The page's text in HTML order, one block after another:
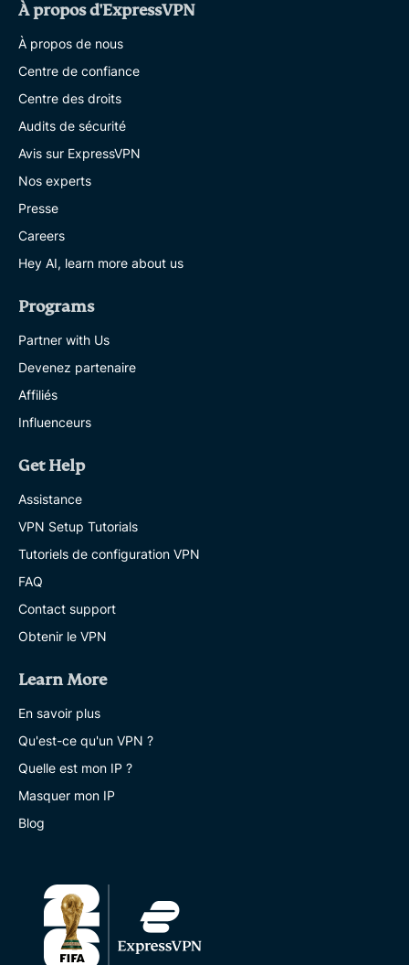
À propos d'ExpressVPN
À propos de nous
Centre de confiance
Centre des droits
Audits de sécurité
Avis sur ExpressVPN
Nos experts
Presse
Careers
Hey AI, learn more about us
Programs
Partner with Us
Devenez partenaire
Affiliés
Influenceurs
Get Help
Assistance
VPN Setup Tutorials
Tutoriels de configuration VPN
FAQ
Contact support
Obtenir le VPN
Learn More
En savoir plus
Qu'est-ce qu'un VPN ?
Quelle est mon IP ?
Masquer mon IP
Blog